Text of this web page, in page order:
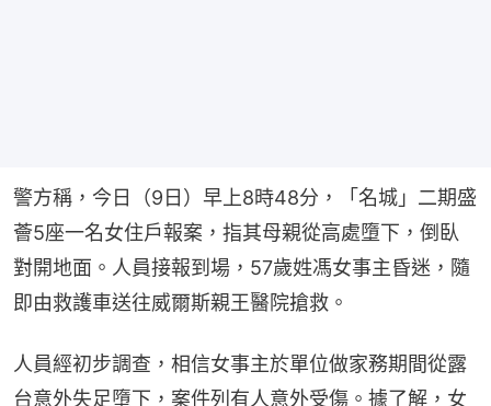
警方稱，今日（9日）早上8時48分，「名城」二期盛
薈5座一名女住戶報案，指其母親從高處墮下，倒臥
對開地面。人員接報到場，57歲姓馮女事主昏迷，隨
即由救護車送往威爾斯親王醫院搶救。
人員經初步調查，相信女事主於單位做家務期間從露
台意外失足墮下，案件列有人意外受傷。據了解，女